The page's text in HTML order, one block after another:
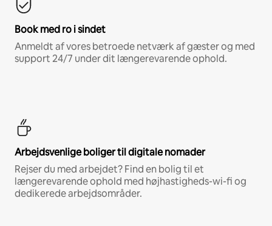
Book med ro i sindet
Anmeldt af vores betroede netværk af gæster og med
support 24/7 under dit længerevarende ophold.
Arbejdsvenlige boliger til digitale nomader
Rejser du med arbejdet? Find en bolig til et
længerevarende ophold med højhastigheds-wi-fi og
dedikerede arbejdsområder.